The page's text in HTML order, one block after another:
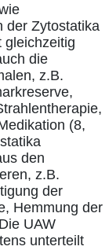
der Zytostatika
gleichzeitig
die
z.B.
(8,
den
z.B.
der
Hemmung der
UAW
unterteilt